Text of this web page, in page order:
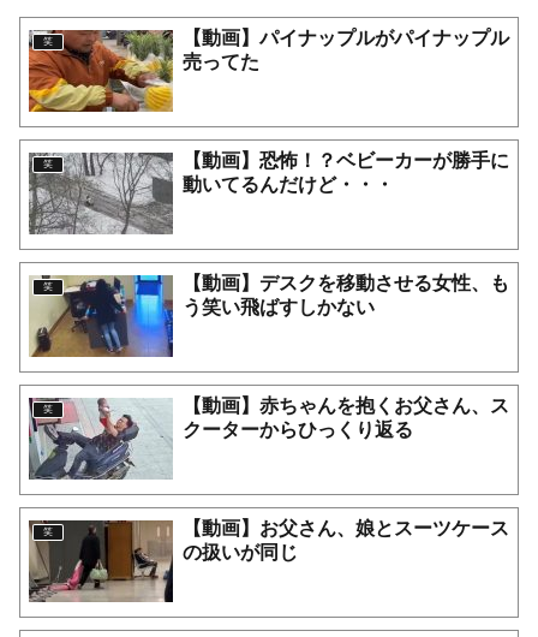
笑 【動画】パイナップルがパイナップル
売ってた
笑 【動画】恐怖！？ベビーカーが勝手に
動いてるんだけど・・・
笑 【動画】デスクを移動させる女性、も
う笑い飛ばすしかない
笑 【動画】赤ちゃんを抱くお父さん、ス
クーターからひっくり返る
笑 【動画】お父さん、娘とスーツケース
の扱いが同じ